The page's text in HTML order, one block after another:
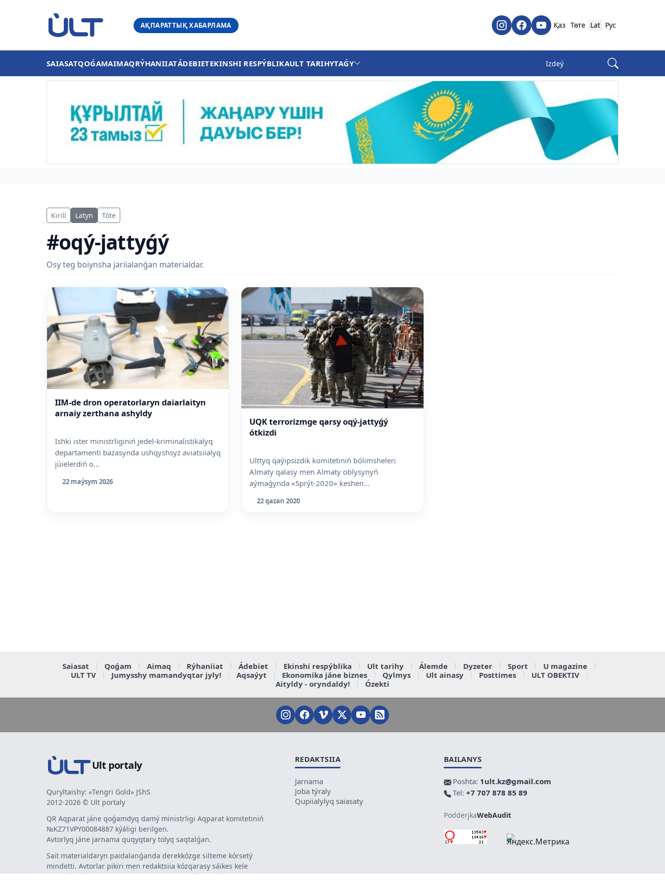
АҚПАРАТТЫҚ ХАБАРЛАМА Қаз Төте Lat Рус
SAIASATQOǴAMAIMAQRÝHANIIATÁDEBIETEKINSHI RESPÝBLIKAULT TARIHYTAǴY
Kirill Latyn Tóte
#oqý-jattyǵý
Osy teg boiynsha jariialanǵan materialdar.
IIM-de dron operatorlaryn daiarlaityn
arnaiy zerthana ashyldy
Ishki ister ministrliginiń jedel-kriminalistikalyq
departamenti bazasynda ushqyshsyz aviatsiialyq
júielerdiń o...
22 maýsym 2026
UQK terrorizmge qarsy oqý-jattyǵý
ótkizdi
Ulttyq qaýipsizdik komitetiniń bólimsheleri
Almaty qalasy men Almaty oblysynyń
aýmaǵynda «Sprýt-2020» keshen...
22 qazan 2020
Saiasat Qoǵam Aimaq Rýhaniiat Ádebiet Ekinshi respýblika Ult tarihy Álemde Dyzeter Sport
U magazine
ULT TV
Jumysshy mamandyqtar jyly! Aqsaýyt Ekonomika jáne biznes Qylmys Ult ainasy Posttimes
ULT OBEKTIV
Aityldy - oryndaldy!
Ózekti
Ult portaly
Quryltaishy: «Tengri Gold» JShS
2012-2026 © Ult portaly
QR Aqparat jáne qoǵamdyq damý ministrligi Aqparat komitetiniń
№KZ71VPY00084887 kýáligi berilgen.
Avtorlyq jáne jarnama quqyqtary tolyq saqtalǵan.
Sait materialdaryn paidalanǵanda derekkózge silteme kórsetý
mindetti. Avtorlar pikiri men redaktsiia kózqarasy sáikes kele
bermeýi múmkin. Jarnama men habarlandyrýlardyń mazmunyna
REDAKTSIIA
Jarnama
Joba týraly
Qupiialylyq saiasaty
BAILANYS
Poshta: 1ult.kz@gmail.com
Tel: +7 707 878 85 89
PodderjkaWebAudit